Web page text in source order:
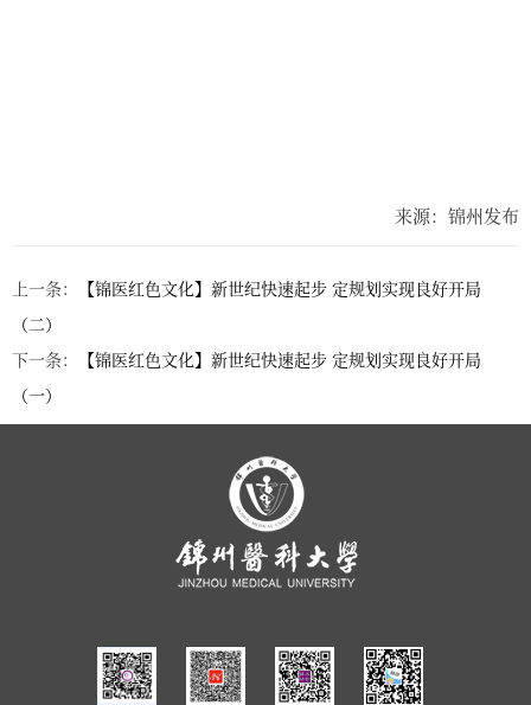
来源：锦州发布
上一条：
【锦医红色文化】新世纪快速起步 定规划实现良好开局
（二）
下一条：
【锦医红色文化】新世纪快速起步 定规划实现良好开局
（一）